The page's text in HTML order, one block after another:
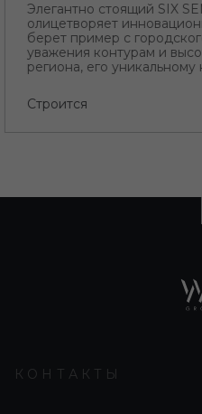
Элегантно стоящий SIX
олицетворяет
берет пример с
уважения контурам и
региона, его
прогресса.
Строится
КОНТАКТЫ